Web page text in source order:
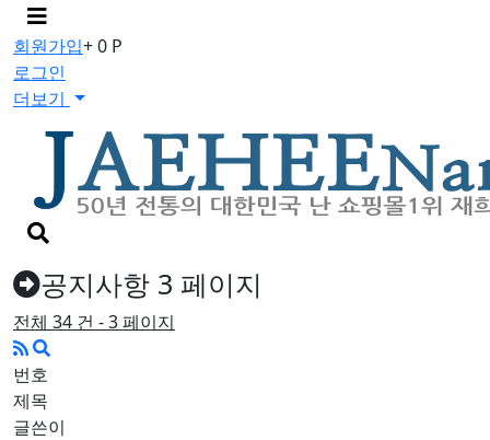
메
뉴
버
튼
회원가입+ 0 P
로그인
더보기
검
색
버
튼공지사항 3 페이지
전체 34 건 - 3 페이지
번호
제목
글쓴이